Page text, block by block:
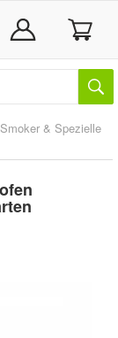
Smoker & Spezielle